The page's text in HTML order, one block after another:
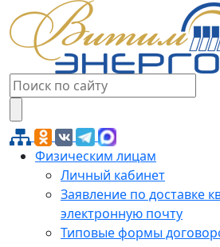
Физическим лицам
Личный кабинет
Заявление по доставке
электронную почту
Типовые формы